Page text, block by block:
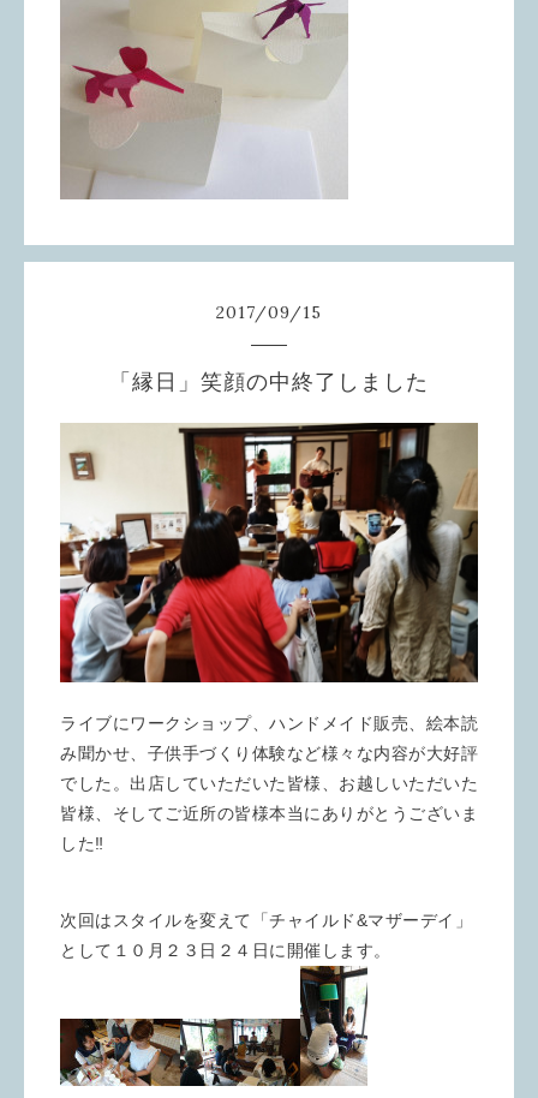
2017/09/15
「縁日」笑顔の中終了しました
ライブにワークショップ、ハンドメイド販売、絵本読
み聞かせ、子供手づくり体験など様々な内容が大好評
でした。出店していただいた皆様、お越しいただいた
皆様、そしてご近所の皆様本当にありがとうございま
した‼️
次回はスタイルを変えて「チャイルド&マザーデイ」
として１０月２３日２４日に開催します。